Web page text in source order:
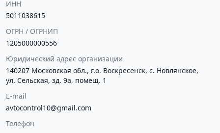
ИНН
5011038615
ОГРН / ОГРНИП
1205000000556
Юридический адрес организации
140207 Московская обл., г.о. Воскресенск, с. Новлянское,
ул. Сельская, зд. 9а, помещ. 1
E-mail
avtocontrol10@gmail.com
Телефон